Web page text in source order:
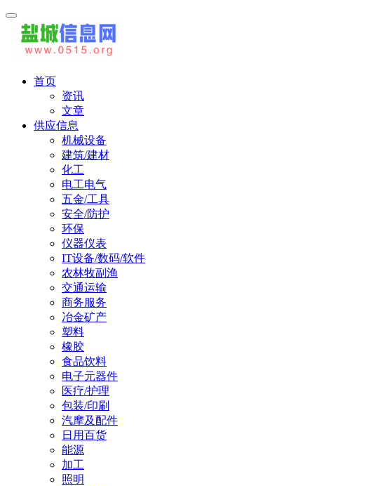
首页
资讯
文章
供应信息
机械设备
建筑/建材
化工
电工电气
五金/工具
安全/防护
环保
仪器仪表
IT设备/数码/软件
农林牧副渔
交通运输
商务服务
冶金矿产
塑料
橡胶
食品饮料
电子元器件
医疗/护理
包装/印刷
汽摩及配件
日用百货
能源
加工
照明